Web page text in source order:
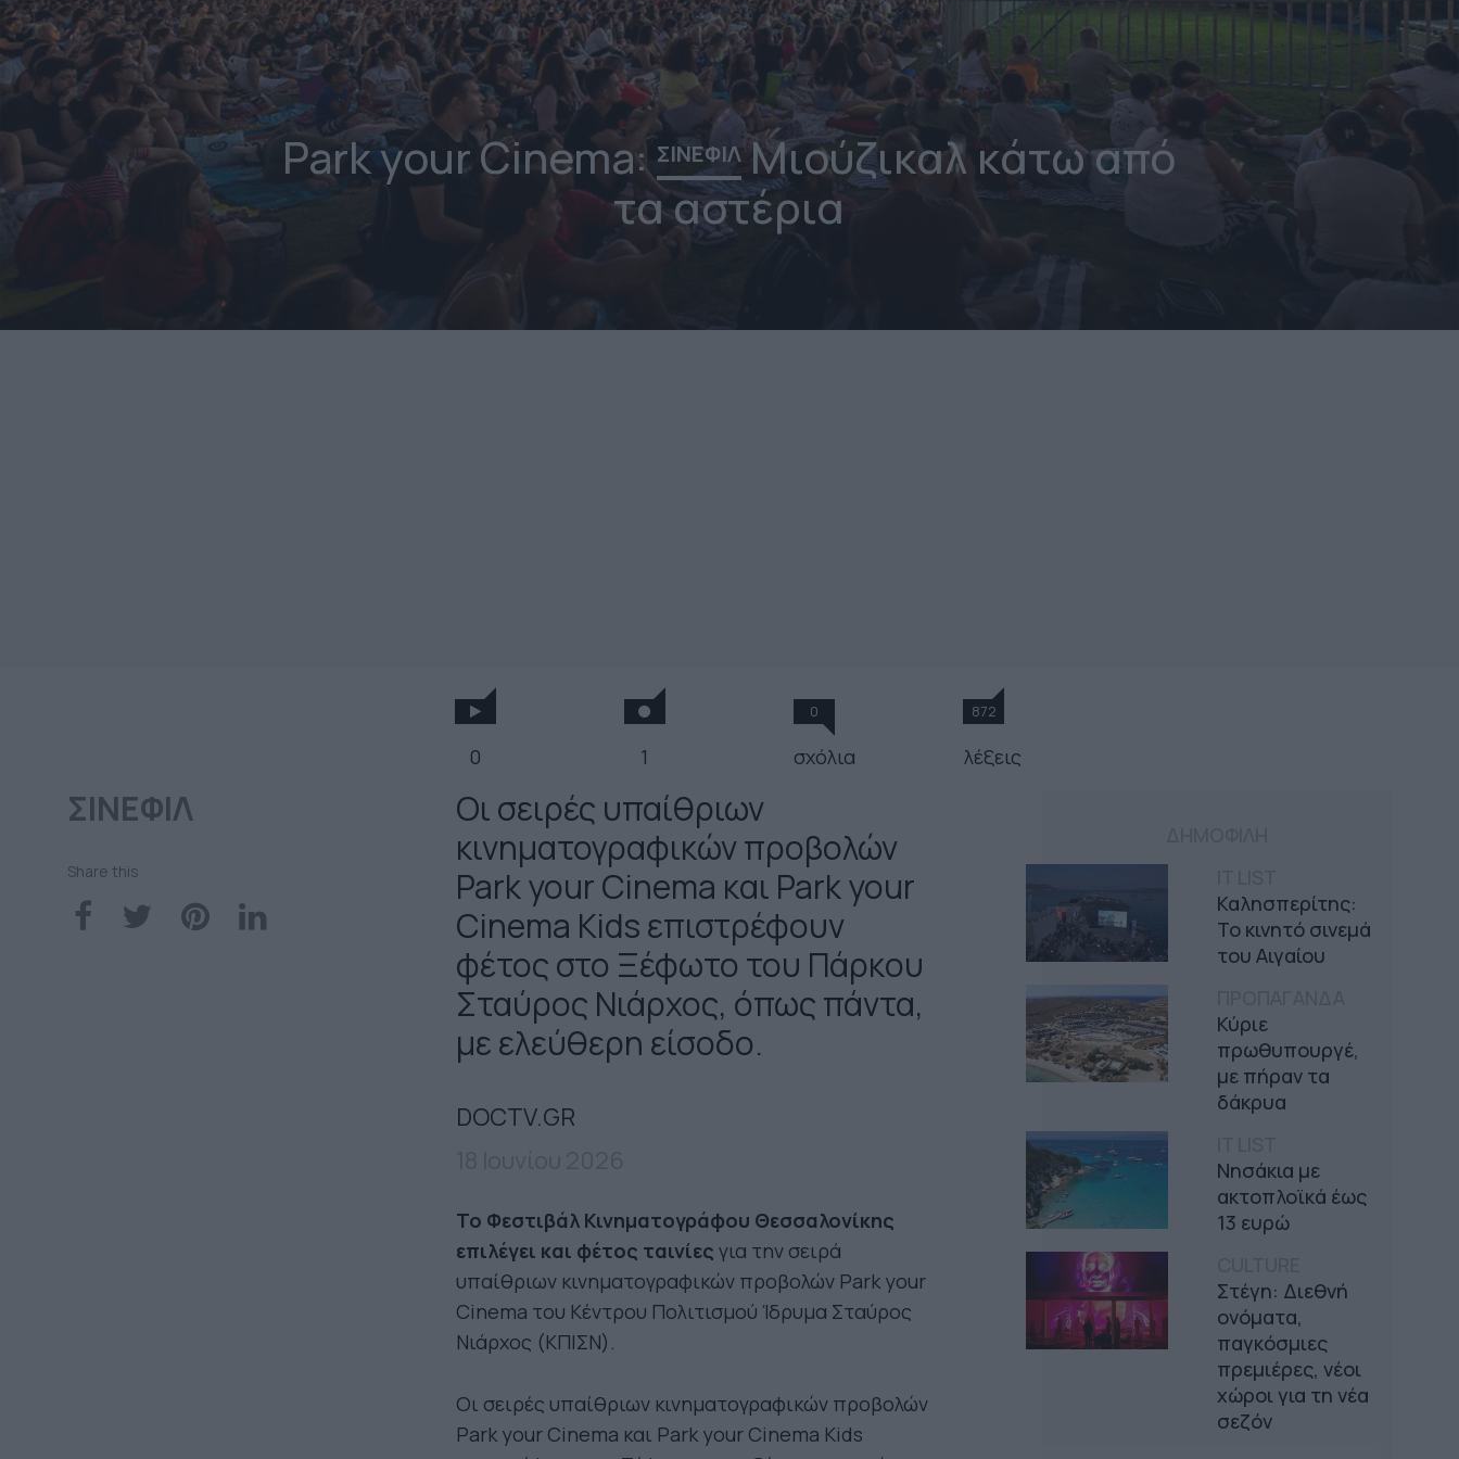
Park your Cinema: ΣΙΝΕΦΙΛΜιούζικαλ κάτω από
τα αστέρια
0 1
0
σχόλια
872
λέξεις
ΣΙΝΕΦΙΛ
Share this
Καλησπερίτης:
Το κινητό σινεμά
του Αιγαίου
Κύριε
πρωθυπουργέ,
με πήραν τα
δάκρυα
Νησάκια με
ακτοπλοϊκά έως
13 ευρώ
Στέγη: Διεθνή
ονόματα,
παγκόσμιες
πρεμιέρες, νέοι
χώροι για τη νέα
σεζόν
Οι σειρές υπαίθριων
κινηματογραφικών προβολών
Park your Cinema και Park your
Cinema Kids επιστρέφουν
φέτος στο Ξέφωτο του Πάρκου
Σταύρος Νιάρχος, όπως πάντα,
με ελεύθερη είσοδο.
DOCTV.GR
Το Φεστιβάλ Κινηματογράφου Θεσσαλονίκης
επιλέγει και φέτος ταινίες για την σειρά
υπαίθριων κινηματογραφικών προβολών Park your
Cinema του Κέντρου Πολιτισμού Ίδρυμα Σταύρος
Νιάρχος (ΚΠΙΣΝ).
Οι σειρές υπαίθριων κινηματογραφικών προβολών
Park your Cinema και Park your Cinema Kids